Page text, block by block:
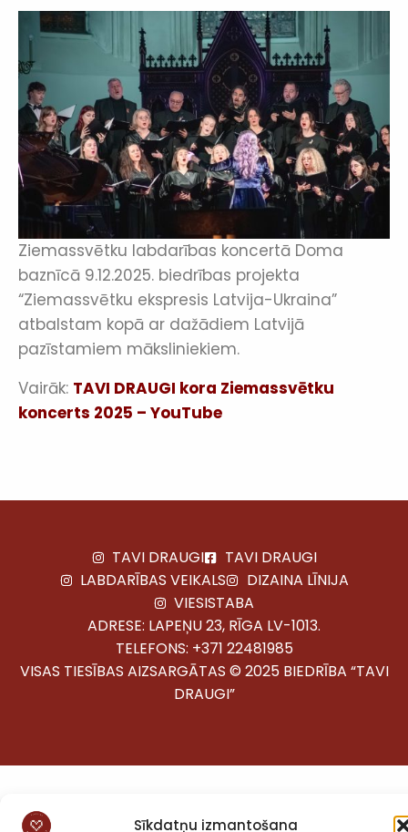
Sīkdatņu izmantošana
Ziemassvētku labdarības koncertā Doma
baznīcā 9.12.2025. biedrības projekta
“Ziemassvētku ekspresis Latvija-Ukraina”
atbalstam kopā ar dažādiem Latvijā
pazīstamiem māksliniekiem.
Vairāk: TAVI DRAUGI kora Ziemassvētku
koncerts 2025 – YouTube
TAVI DRAUGI
TAVI DRAUGI
LABDARĪBAS VEIKALS
DIZAINA LĪNIJA
VIESISTABA
ADRESE: LAPEŅU 23, RĪGA LV-1013.
TELEFONS: +371 22481985
VISAS TIESĪBAS AIZSARGĀTAS © 2025 BIEDRĪBA “TAVI
DRAUGI”